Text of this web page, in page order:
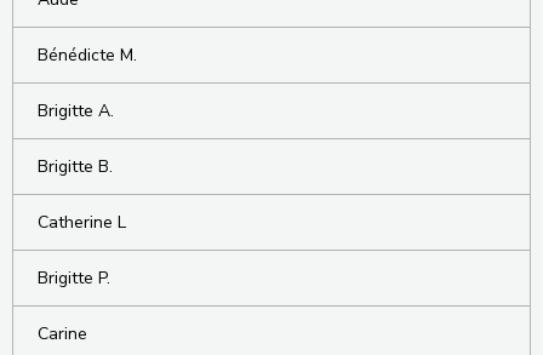
Bénédicte M.
Brigitte A.
Brigitte B.
Catherine L
Brigitte P.
Carine